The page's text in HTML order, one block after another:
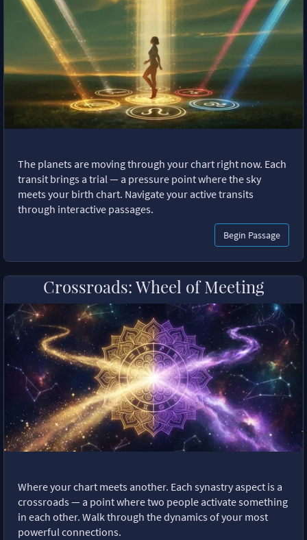
The planets are moving through your chart right now. Each
transit brings a trial — a pressure point where the sky
meets your birth chart. Navigate your active transits
through interactive passages.
Begin Passage
Crossroads: Wheel of Meeting
Where your chart meets another. Each synastry aspect is a
crossroads — a point where two people activate something
in each other. Walk through the dynamics of your most
powerful connections.